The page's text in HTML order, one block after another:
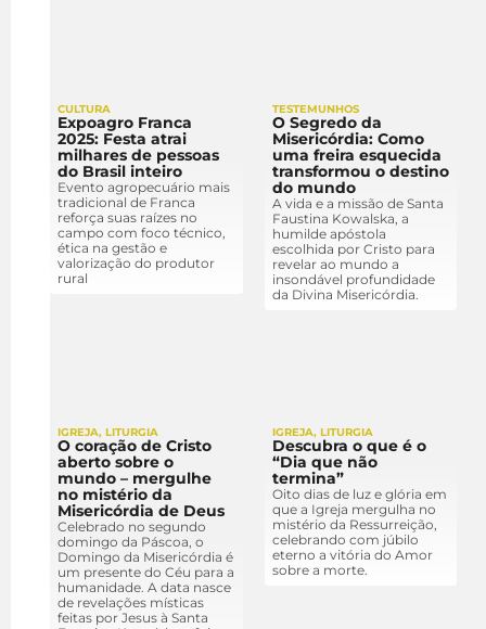
CULTURA
Expoagro Franca
2025: Festa atrai
milhares de pessoas
do Brasil inteiro
Evento agropecuário mais
tradicional de Franca
reforça suas raízes no
campo com foco técnico,
ética na gestão e
valorização do produtor
rural
TESTEMUNHOS
O Segredo da
Misericórdia: Como
uma freira esquecida
transformou o destino
do mundo
A vida e a missão de Santa
Faustina Kowalska, a
humilde apóstola
escolhida por Cristo para
revelar ao mundo a
insondável profundidade
da Divina Misericórdia.
IGREJA, LITURGIA
O coração de Cristo
aberto sobre o
mundo – mergulhe
no mistério da
Misericórdia de Deus
Celebrado no segundo
domingo da Páscoa, o
Domingo da Misericórdia é
um presente do Céu para a
humanidade. A data nasce
de revelações místicas
feitas por Jesus à Santa
IGREJA, LITURGIA
Descubra o que é o
“Dia que não
termina”
Oito dias de luz e glória em
que a Igreja mergulha no
mistério da Ressurreição,
celebrando com júbilo
eterno a vitória do Amor
sobre a morte.